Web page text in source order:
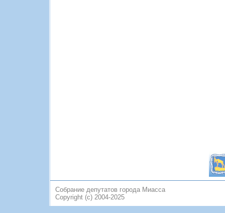
Собрание депутатов города Миасса
Copyright (c) 2004-2025